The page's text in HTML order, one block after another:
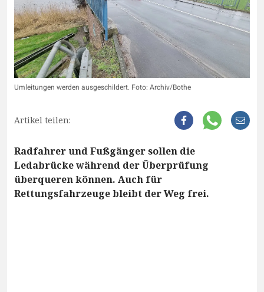
Umleitungen werden ausgeschildert. Foto: Archiv/Bothe
Artikel teilen:
Radfahrer und Fußgänger sollen die
Ledabrücke während der Überprüfung
überqueren können. Auch für
Rettungsfahrzeuge bleibt der Weg frei.